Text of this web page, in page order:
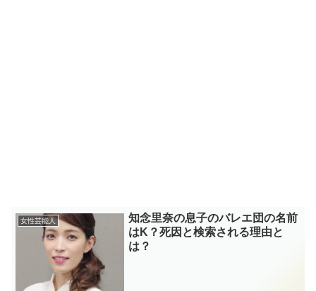
女性芸能人
知念里奈の息子のバレエ団の名前
はK？死因と検索される理由と
は？